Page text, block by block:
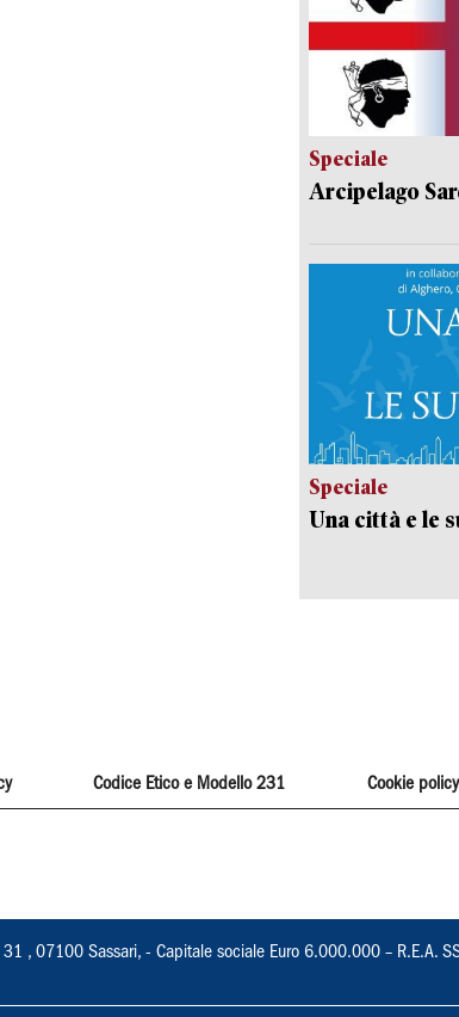
Speciale
Arcipelago
Speciale
Una città e le
Codice Etico e Modello 231 Cookie policy
, 07100 Sassari, - Capitale sociale Euro 6.000.000 – R.E.A.